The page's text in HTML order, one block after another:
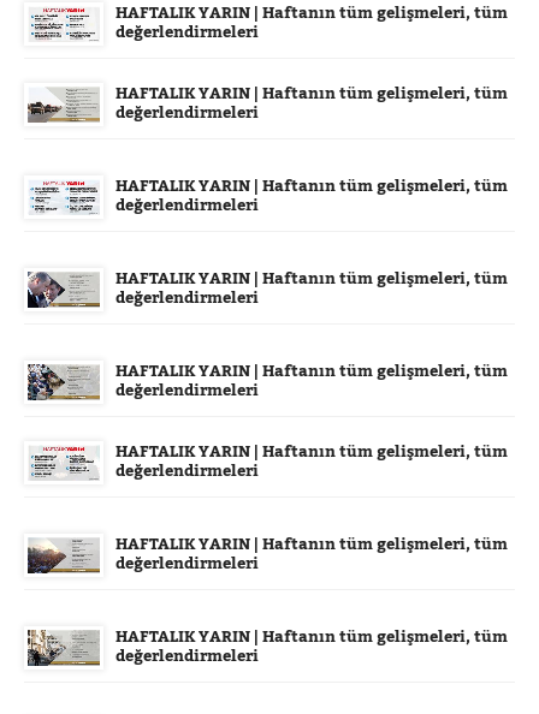
HAFTALIK YARIN | Haftanın tüm gelişmeleri, tüm
değerlendirmeleri
HAFTALIK YARIN | Haftanın tüm gelişmeleri, tüm
değerlendirmeleri
HAFTALIK YARIN | Haftanın tüm gelişmeleri, tüm
değerlendirmeleri
HAFTALIK YARIN | Haftanın tüm gelişmeleri, tüm
değerlendirmeleri
HAFTALIK YARIN | Haftanın tüm gelişmeleri, tüm
değerlendirmeleri
HAFTALIK YARIN | Haftanın tüm gelişmeleri, tüm
değerlendirmeleri
HAFTALIK YARIN | Haftanın tüm gelişmeleri, tüm
değerlendirmeleri
HAFTALIK YARIN | Haftanın tüm gelişmeleri, tüm
değerlendirmeleri